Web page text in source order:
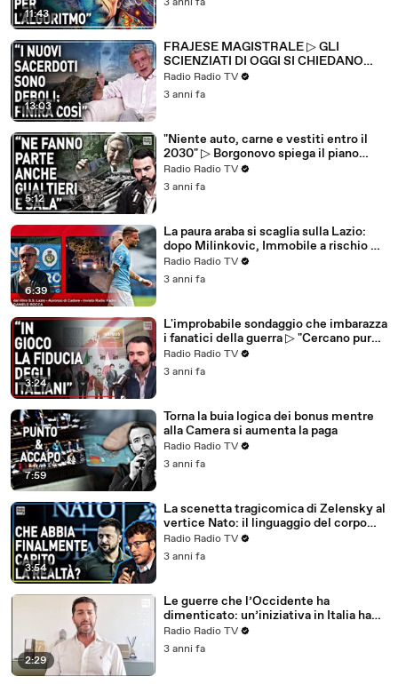
11:43
13:03
FRAJESE MAGISTRALE ▷ GLI
SCIENZIATI DI OGGI SI CHIEDANO
PERCHÉ QUELLI DI IERI CREDEVANO
IN QUALCOSA
Radio Radio TV
3 anni fa
5:12
"Niente auto, carne e vestiti entro il
2030" ▷ Borgonovo spiega il piano
della lobby finanziata da Soros
Radio Radio TV
3 anni fa
6:39
La paura araba si scaglia sulla Lazio:
dopo Milinkovic, Immobile a rischio ▷
Dal ritiro: "C'è preoccupazione"
Radio Radio TV
3 anni fa
3:24
L'improbabile sondaggio che imbarazza
i fanatici della guerra ▷ "Cercano pure
di attutire la botta"
Radio Radio TV
3 anni fa
7:59
Torna la buia logica dei bonus mentre
alla Camera si aumenta la paga
Radio Radio TV
3 anni fa
3:54
La scenetta tragicomica di Zelensky al
vertice Nato: il linguaggio del corpo
non mente
Radio Radio TV
3 anni fa
2:29
Le guerre che l’Occidente ha
dimenticato: un’iniziativa in Italia ha
voluto riportarle alla luce
Radio Radio TV
3 anni fa